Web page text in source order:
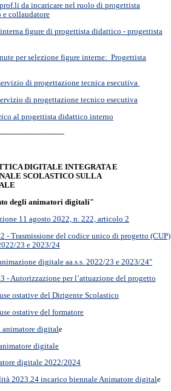
da incaricare nel ruolo di progettista
e collaudatore
figure di progettista didattico - progettista
per selezione figure interne: Progettista
di progettazione tecnica esecutiva
di progettazione tecnico esecutiva
al progettista didattico interno
DIGITALE INTEGRATA E
SCOLASTICO SULLA
degli animatori digitali"
11 agosto 2022, n. 222, articolo 2
- Trasmissione del codice unico di progetto (CUP)
23 e 2023/24
digitale aa.s.s. 2022/23 e 2023/24"
- Autorizzazione per l’attuazione del progetto
ostative del Dirigente Scolastico
ostative del formatore
animatore digitale
digitale
digitale 2022/2024
2023.24 incarico biennale Animatore digitale